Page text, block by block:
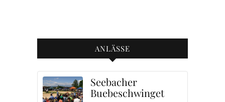
ANLÄSSE
Seebacher
Buebeschwinget